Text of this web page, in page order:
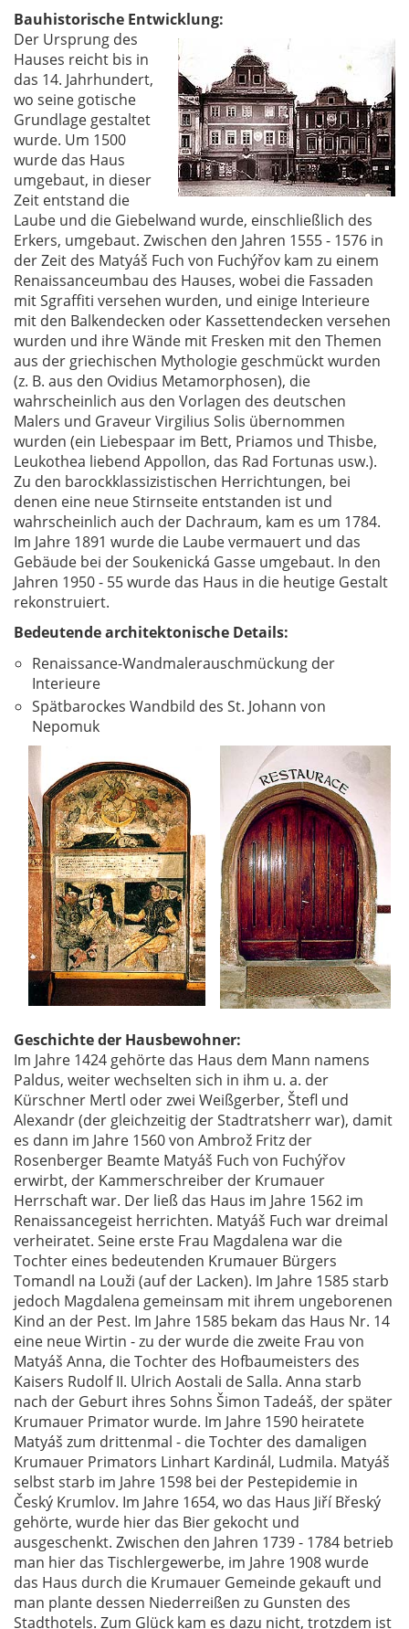
Bauhistorische Entwicklung:
Der Ursprung des
Hauses reicht bis in
das 14. Jahrhundert,
wo seine gotische
Grundlage gestaltet
wurde. Um 1500
wurde das Haus
umgebaut, in dieser
Zeit entstand die
Laube und die Giebelwand wurde, einschließlich des
Erkers, umgebaut. Zwischen den Jahren 1555 - 1576 in
der Zeit des Matyáš Fuch von Fuchýřov kam zu einem
Renaissanceumbau des Hauses, wobei die Fassaden
mit Sgraffiti versehen wurden, und einige Interieure
mit den Balkendecken oder Kassettendecken versehen
wurden und ihre Wände mit Fresken mit den Themen
aus der griechischen Mythologie geschmückt wurden
(z. B. aus den Ovidius Metamorphosen), die
wahrscheinlich aus den Vorlagen des deutschen
Malers und Graveur Virgilius Solis übernommen
wurden (ein Liebespaar im Bett, Priamos und Thisbe,
Leukothea liebend Appollon, das Rad Fortunas usw.).
Zu den barockklassizistischen Herrichtungen, bei
denen eine neue Stirnseite entstanden ist und
wahrscheinlich auch der Dachraum, kam es um 1784.
Im Jahre 1891 wurde die Laube vermauert und das
Gebäude bei der Soukenická Gasse umgebaut. In den
Jahren 1950 - 55 wurde das Haus in die heutige Gestalt
rekonstruiert.
Bedeutende architektonische Details:
Renaissance-Wandmalerauschmückung der
Interieure
Spätbarockes Wandbild des St. Johann von
Nepomuk
Geschichte der Hausbewohner:
Im Jahre 1424 gehörte das Haus dem Mann namens
Paldus, weiter wechselten sich in ihm u. a. der
Kürschner Mertl oder zwei Weißgerber, Štefl und
Alexandr (der gleichzeitig der Stadtratsherr war), damit
es dann im Jahre 1560 von Ambrož Fritz der
Rosenberger Beamte Matyáš Fuch von Fuchýřov
erwirbt, der Kammerschreiber der Krumauer
Herrschaft war. Der ließ das Haus im Jahre 1562 im
Renaissancegeist herrichten. Matyáš Fuch war dreimal
verheiratet. Seine erste Frau Magdalena war die
Tochter eines bedeutenden Krumauer Bürgers
Tomandl na Louži (auf der Lacken). Im Jahre 1585 starb
jedoch Magdalena gemeinsam mit ihrem ungeborenen
Kind an der Pest. Im Jahre 1585 bekam das Haus Nr. 14
eine neue Wirtin - zu der wurde die zweite Frau von
Matyáš Anna, die Tochter des Hofbaumeisters des
Kaisers Rudolf II. Ulrich Aostali de Salla. Anna starb
nach der Geburt ihres Sohns Šimon Tadeáš, der später
Krumauer Primator wurde. Im Jahre 1590 heiratete
Matyáš zum drittenmal - die Tochter des damaligen
Krumauer Primators Linhart Kardinál, Ludmila. Matyáš
selbst starb im Jahre 1598 bei der Pestepidemie in
Český Krumlov. Im Jahre 1654, wo das Haus Jiří Břeský
gehörte, wurde hier das Bier gekocht und
ausgeschenkt. Zwischen den Jahren 1739 - 1784 betrieb
man hier das Tischlergewerbe, im Jahre 1908 wurde
das Haus durch die Krumauer Gemeinde gekauft und
man plante dessen Niederreißen zu Gunsten des
Stadthotels. Zum Glück kam es dazu nicht, trotzdem ist